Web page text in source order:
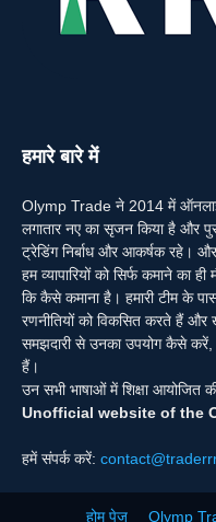
हमारे बारे में
Olymp Trade ने 2014 में
लगातार नए का सृजन किया है और
ट्रेडिंग निर्बाध और आकर्षक रहे।
हम व्यापारियों को सिर्फ कमाने का
कि कैसे कमाना है। हमारी टीम के
रणनीतियों को विकसित करते हैं और
समझदारी से उनका उपयोग कैसे करें,
हैं।
उन सभी भाषाओं में शिक्षा आयोजित
Unofficial website of the
हमें संपर्क करें:
होम पेज Olymp